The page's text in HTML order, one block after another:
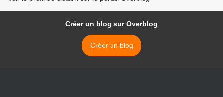
Créer un blog sur Overblog
Créer un blog